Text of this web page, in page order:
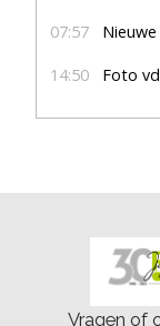
07:57 Nieuwe
14:50 Foto
Vragen of